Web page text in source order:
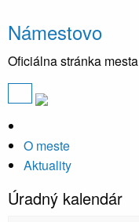
Námestovo
Oficiálna stránka mesta
O meste
Aktuality
Úradný kalendár